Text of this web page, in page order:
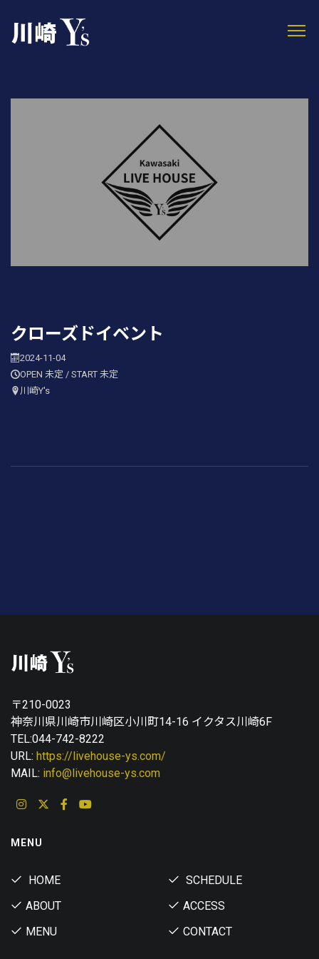
クローズドイベント
2024-11-04
OPEN 未定 / START 未定
川崎Y's
〒210-0023
神奈川県川崎市川崎区小川町14-16 イクタス川崎6F
TEL:044-742-8222
URL: https://livehouse-ys.com/
MAIL: info@livehouse-ys.com
MENU
HOME
SCHEDULE
ABOUT
ACCESS
MENU
CONTACT